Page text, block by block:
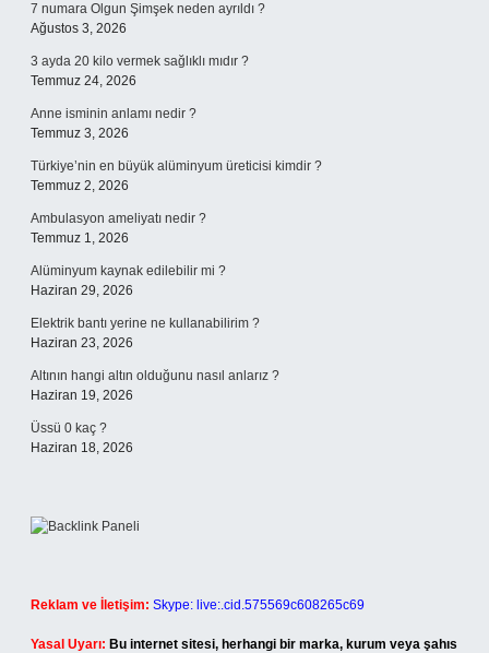
7 numara Olgun Şimşek neden ayrıldı ?
Ağustos 3, 2026
3 ayda 20 kilo vermek sağlıklı mıdır ?
Temmuz 24, 2026
Anne isminin anlamı nedir ?
Temmuz 3, 2026
Türkiye’nin en büyük alüminyum üreticisi kimdir ?
Temmuz 2, 2026
Ambulasyon ameliyatı nedir ?
Temmuz 1, 2026
Alüminyum kaynak edilebilir mi ?
Haziran 29, 2026
Elektrik bantı yerine ne kullanabilirim ?
Haziran 23, 2026
Altının hangi altın olduğunu nasıl anlarız ?
Haziran 19, 2026
Üssü 0 kaç ?
Haziran 18, 2026
Reklam ve İletişim: Skype: live:.cid.575569c608265c69
Yasal Uyarı: Bu internet sitesi, herhangi bir marka, kurum veya şahıs